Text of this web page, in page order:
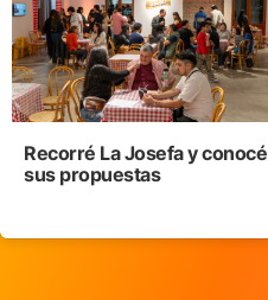
Recorré La Josefa y conocé
sus propuestas